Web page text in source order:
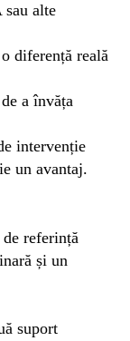
alte
diferență reală
a învăța
intervenție
un avantaj.
referință
și un
suport